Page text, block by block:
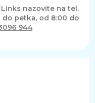
nazovite na tel.
petka, od 8:00 do
944